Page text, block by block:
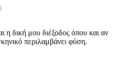
η δική μου διέξοδος όπου και αν
περιλαμβάνει φύση.